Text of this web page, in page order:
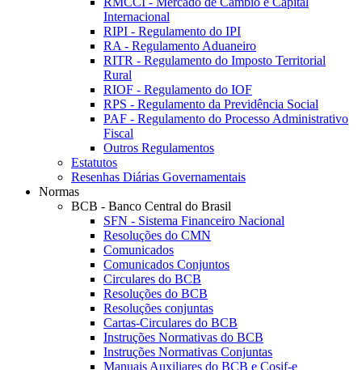
Internacional
RIPI - Regulamento do IPI
RA - Regulamento Aduaneiro
RITR - Regulamento do Imposto Territorial
Rural
RIOF - Regulamento do IOF
RPS - Regulamento da Previdência Social
PAF - Regulamento do Processo Administrativo
Fiscal
Outros Regulamentos
Estatutos
Resenhas Diárias Governamentais
Normas
BCB - Banco Central do Brasil
SFN - Sistema Financeiro Nacional
Resoluções do CMN
Comunicados
Comunicados Conjuntos
Circulares do BCB
Resoluções do BCB
Resoluções conjuntas
Cartas-Circulares do BCB
Instruções Normativas do BCB
Instruções Normativas Conjuntas
Manuais Auxiliares do BCB e Cosif-e